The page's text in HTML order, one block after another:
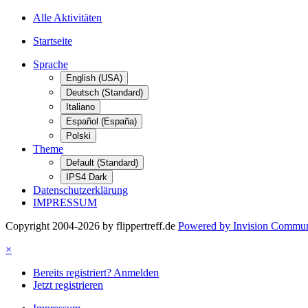
Alle Aktivitäten
Startseite
Sprache
English (USA)
Deutsch (Standard)
Italiano
Español (España)
Polski
Theme
Default (Standard)
IPS4 Dark
Datenschutzerklärung
IMPRESSUM
Copyright 2004-2026 by flippertreff.de Powered by Invision
×
Bereits registriert? Anmelden
Jetzt registrieren